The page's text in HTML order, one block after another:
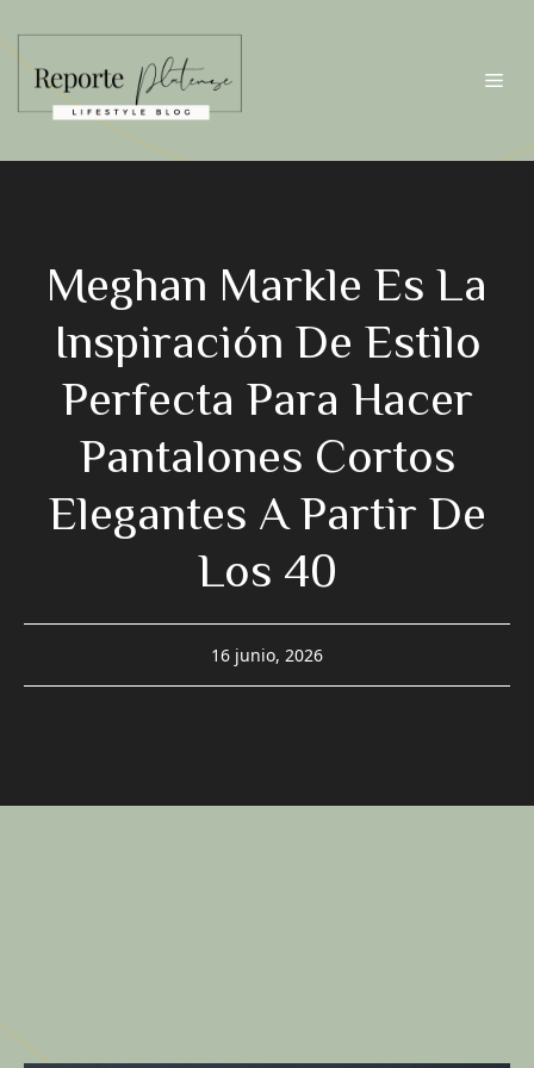
contenido
Meghan Markle Es La
Inspiración De Estilo
Perfecta Para Hacer
Pantalones Cortos
Elegantes A Partir De
Los 40
16 junio, 2026